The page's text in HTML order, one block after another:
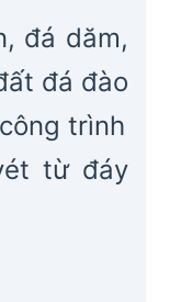
đá dăm,
đá đào
trình
từ đáy